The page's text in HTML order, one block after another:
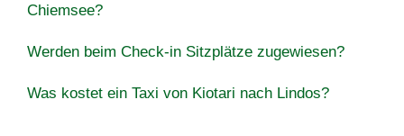
Chiemsee?
Werden beim Check-in Sitzplätze zugewiesen?
Was kostet ein Taxi von Kiotari nach Lindos?